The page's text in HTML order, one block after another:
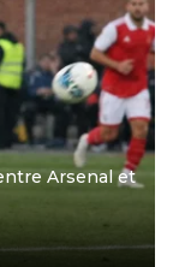
Arsenal et